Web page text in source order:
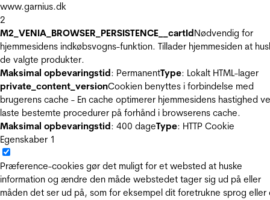
www.garnius.dk
2
M2_VENIA_BROWSER_PERSISTENCE__cartIdNødvendig for
hjemmesidens indkøbsvogns-funktion. Tillader hjemmesiden at
de valgte produkter.
Maksimal opbevaringstid: PermanentType: Lokalt HTML-lager
private_content_versionCookien benyttes i forbindelse med
brugerens cache - En cache optimerer hjemmesidens hastighed
laste bestemte procedurer på forhånd i browserens cache.
Maksimal opbevaringstid: 400 dageType: HTTP Cookie
Egenskaber 1
Præference-cookies gør det muligt for et websted at huske
information og ændre den måde webstedet tager sig ud på eller
måden det ser ud på, som for eksempel dit foretrukne sprog eller